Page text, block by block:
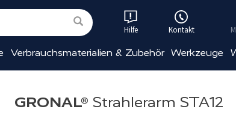
Hilfe Kontakt
Verbrauchsmaterialien & Zubehör Werkzeuge
GRONAL® Strahlerarm STA12